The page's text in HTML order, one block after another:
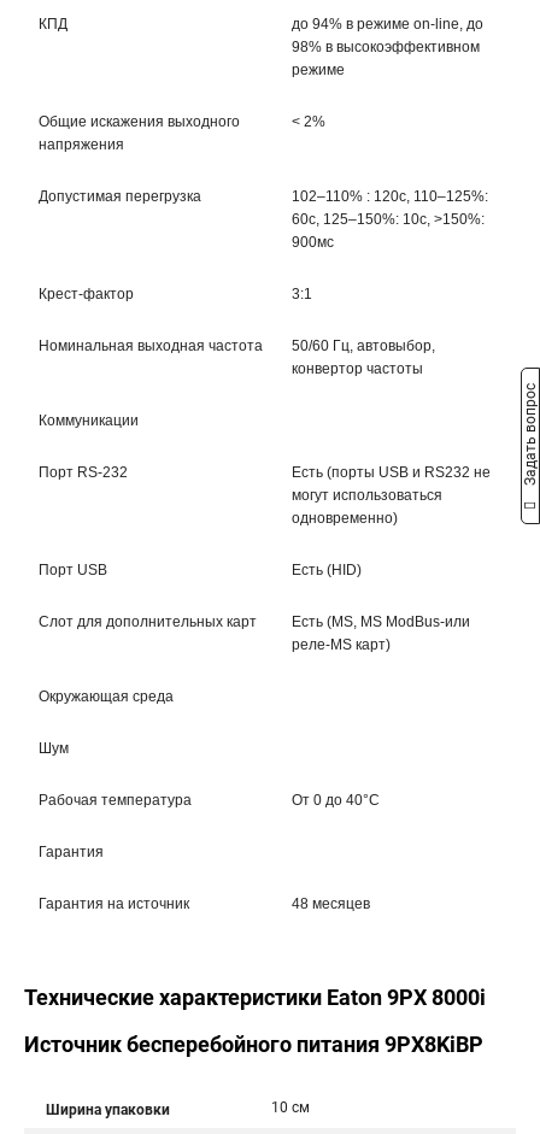
КПД
до 94% в режиме on-line, до
98% в высокоэффективном
режиме
Общие искажения выходного
напряжения
< 2%
Допустимая перегрузка
102–110% : 120с, 110–125%:
60с, 125–150%: 10с, >150%:
900мс
Крест-фактор 3:1
Номинальная выходная частота
50/60 Гц, автовыбор,
конвертор частоты
Коммуникации
Порт RS-232
Есть (порты USB и RS232 не
могут использоваться
одновременно)
Порт USB Есть (HID)
Слот для дополнительных карт
Есть (MS, MS ModBus-или
реле-MS карт)
Окружающая среда
Шум
Рабочая температура От 0 до 40°C
Гарантия
Гарантия на источник 48 месяцев
Технические характеристики Eaton 9PX 8000i
Источник бесперебойного питания 9PX8KiBP
Ширина упаковки 10 см
Задать вопрос